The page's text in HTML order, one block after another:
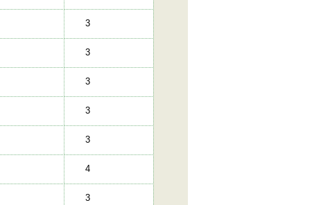
3
3
3
3
3
4
3